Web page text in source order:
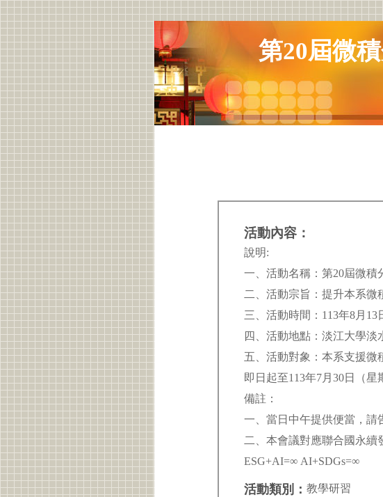
第20屆微
活動內容：
說明:
一、活動名稱：第20屆微積
二、活動宗旨：提升本系微
三、活動時間：113年8月
四、活動地點：淡江大學淡
五、活動對象：本系支援微
即日起至113年7月30日（
備註：
一、當日中午提供便當，請
二、本會議對應聯合國永續
ESG+AI=∞ AI+SDGs=∞
活動類別： 教學研習